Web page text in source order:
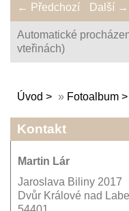
← Předchozí Další →
Automatické
vteřinách)
Úvod » Fotoalbum
Kontakt
Martin Lár
Jaroslava Biliny 2017
Dvůr Králové nad